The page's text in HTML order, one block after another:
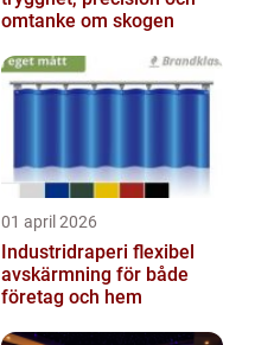
omtanke om skogen
01 april 2026
Industridraperi flexibel
avskärmning för både
företag och hem